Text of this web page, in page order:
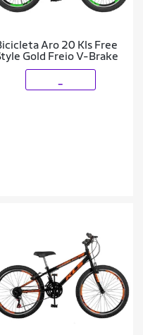
Aro 20 Kls Free
Gold Freio V-Brake